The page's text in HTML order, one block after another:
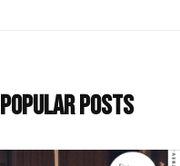
Popular Posts